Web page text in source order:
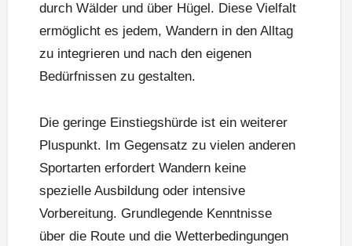
durch Wälder und über Hügel. Diese Vielfalt
ermöglicht es jedem, Wandern in den Alltag
zu integrieren und nach den eigenen
Bedürfnissen zu gestalten.
Die geringe Einstiegshürde ist ein weiterer
Pluspunkt. Im Gegensatz zu vielen anderen
Sportarten erfordert Wandern keine
spezielle Ausbildung oder intensive
Vorbereitung. Grundlegende Kenntnisse
über die Route und die Wetterbedingungen